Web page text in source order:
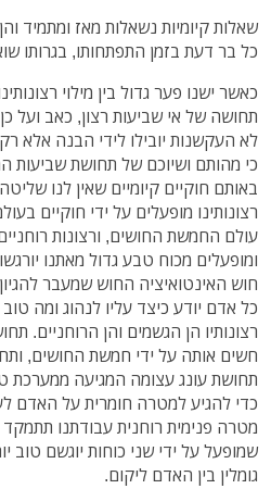
שאלות קיומיות נשאלות מאז ומתמיד
כל בר דעת בזמן התפתחותו, בגרותו
כאשר ישנו פער גדול בין מילוי
תחושה של אי שביעות רצון, כאב ועל
לא העקשנות יובילו לידי הבנה אלא
כי מהותם ושיוכם של תחושת שביעות
באותם חוקיים קיומיים שאין לנו
רצונותינו מופעלים על ידי חוקיים
עולם החמשת החושים, ורצונות
ומופעלים מכוח טבע גדול מאתנו
חוש האינטואיציה החוש שמעבר
כל אדם יודע כיצד עליו לנהוג ומה טוב
רצונותיו הן הגשמים והן הרוחניים.
חשים אותה על ידי חמשת החושים,
תחושת עונג עצומה המגיעה
כדי להגיע למטרה חומרית על האדם
מטרה פנימית רוחנית עבודתנו
שמופעל על ידי שני כוחות יוגשם טוב
גומלין בין האדם ליקום.